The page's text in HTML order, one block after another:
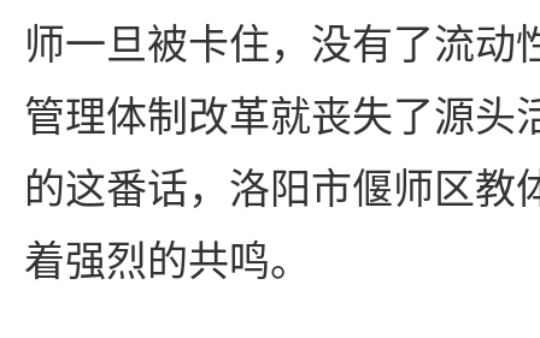
师一旦被卡住，没有了流动
管理体制改革就丧失了源头
的这番话，洛阳市偃师区教
着强烈的共鸣。